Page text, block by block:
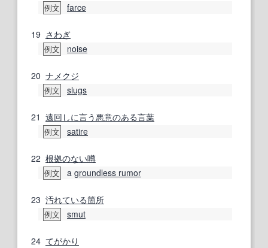
例文 farce
19 さわぎ
例文 noise
20 ナメクジ
例文 slugs
21 遠回しに言う悪意のある言葉
例文 satire
22 根拠のない噂
例文 a groundless rumor
23 汚れている箇所
例文 smut
24 てがかり